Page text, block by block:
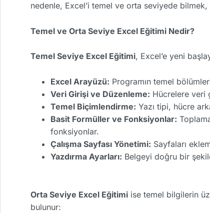
nedenle, Excel’i temel ve orta seviyede
Temel ve Orta Seviye Excel Eğitimi Nedir?
Temel Seviye Excel Eğitimi, Excel’e yeni
Excel Arayüzü: Programın temel
Veri Girişi ve Düzenleme: Hücrelere veri
Temel Biçimlendirme: Yazı tipi, hücre
Basit Formüller ve Fonksiyonlar:
fonksiyonlar.
Çalışma Sayfası Yönetimi: Sayfaları
Yazdırma Ayarları: Belgeyi doğru bir
Orta Seviye Excel Eğitimi ise temel bilgilerin
bulunur: